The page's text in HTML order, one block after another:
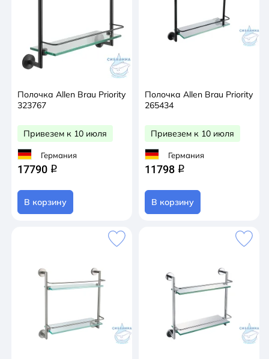
Полочка Allen Brau Priority
323767
Привезем к 10 июля
Германия
17790 q
В корзину
Полочка Allen Brau Priority
265434
Привезем к 10 июля
Германия
11798 q
В корзину